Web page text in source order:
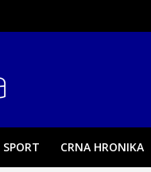
SPORT CRNA HRONIKA